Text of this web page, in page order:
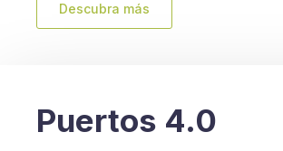
Descubra más
Puertos 4.0